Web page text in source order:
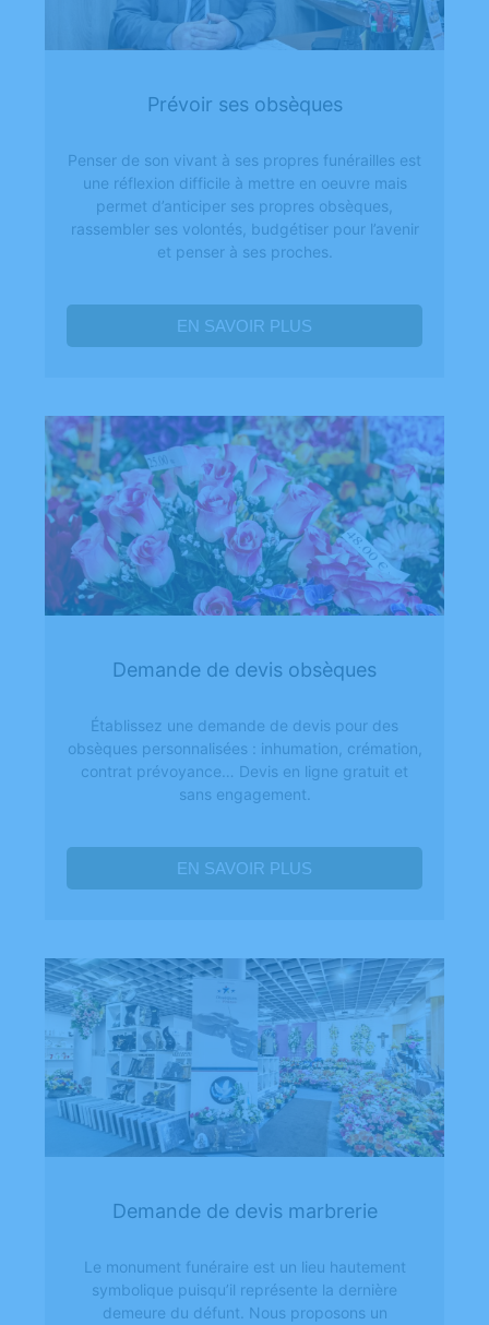
Prévoir ses obsèques
Penser de son vivant à ses propres funérailles est
une réflexion difficile à mettre en oeuvre mais
permet d’anticiper ses propres obsèques,
rassembler ses volontés, budgétiser pour l’avenir
et penser à ses proches.
EN SAVOIR PLUS
Demande de devis obsèques
Établissez une demande de devis pour des
obsèques personnalisées : inhumation, crémation,
contrat prévoyance… Devis en ligne gratuit et
sans engagement.
EN SAVOIR PLUS
Demande de devis marbrerie
Le monument funéraire est un lieu hautement
symbolique puisqu’il représente la dernière
demeure du défunt. Nous proposons un